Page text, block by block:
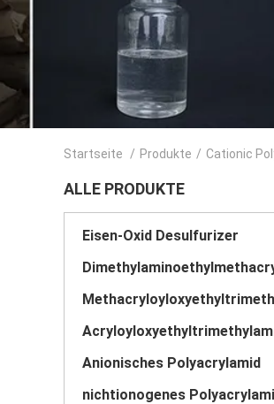
Startseite / Produkte / Cationic
ALLE PRODUKTE
Eisen-Oxid Desulfurizer
Anionisches Polyacrylamid
nichtionogenes